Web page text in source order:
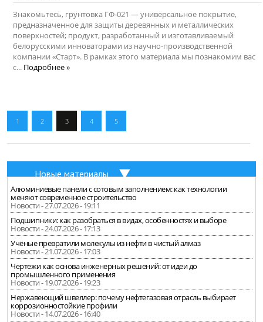
Знакомьтесь, грунтовка ГФ-021 — универсальное покрытие,
предназначенное для защиты деревянных и металлических
поверхностей; продукт, разработанный и изготавливаемый
белорусскими инноваторами из научно-производственной
компании «Старт». В рамках этого материала мы познакомим вас
с... Подробнее »
1 2 3 4 5
Новые материалы
Алюминиевые панели с сотовым заполнением: как технологии
меняют современное строительство
Новости - 27.07.2026 - 19:11
Подшипники: как разобраться в видах, особенностях и выборе
Новости - 24.07.2026 - 17:13
Учёные превратили молекулы из нефти в чистый алмаз
Новости - 21.07.2026 - 17:03
Чертежи как основа инженерных решений: от идеи до
промышленного применения
Новости - 19.07.2026 - 19:23
Нержавеющий швеллер: почему нефтегазовая отрасль выбирает
коррозионностойкие профили
Новости - 14.07.2026 - 16:40